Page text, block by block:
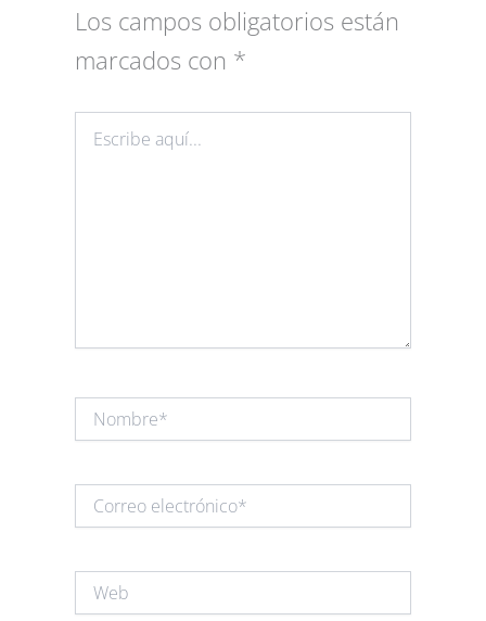
Los campos obligatorios están
marcados con *
aquí...
electrónico*